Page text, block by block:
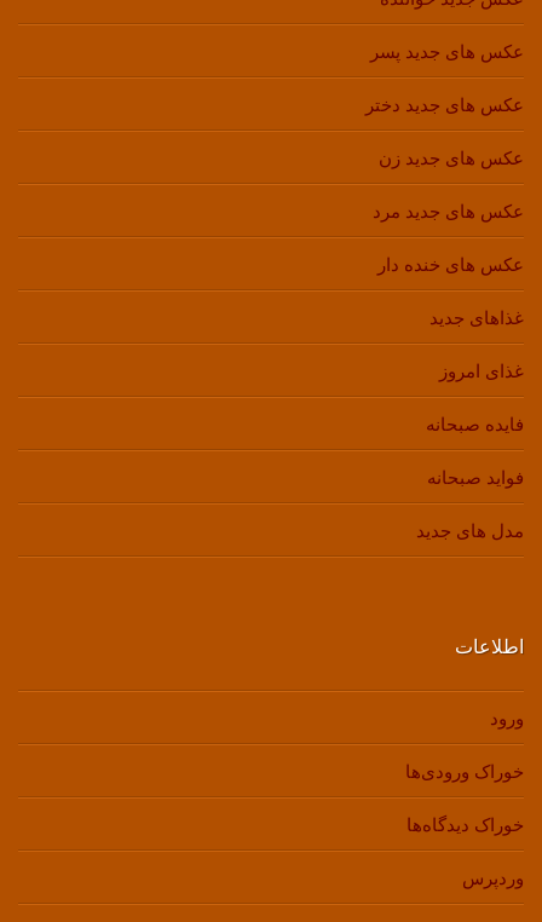
عکس های جدید پسر
عکس های جدید دختر
عکس های جدید زن
عکس های جدید مرد
عکس های خنده دار
غذاهای جدید
غذای امروز
فایده صبحانه
فواید صبحانه
مدل های جدید
اطلاعات
ورود
خوراک ورودی‌ها
خوراک دیدگاه‌ها
وردپرس